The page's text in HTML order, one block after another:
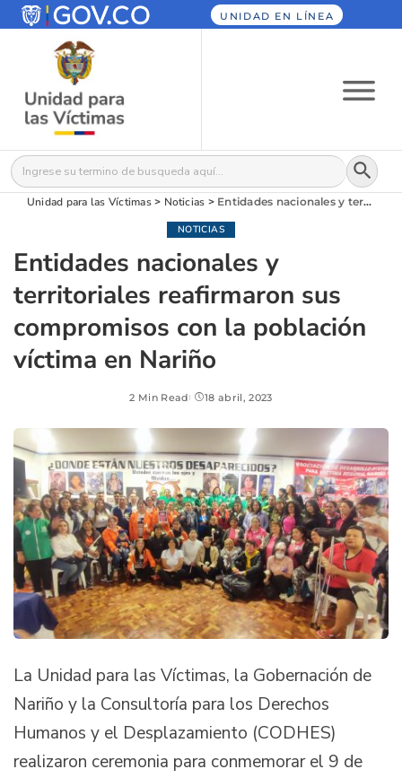
UNIDAD EN LÍNEA
Buscar: Botón
Unidad para las Víctimas> Noticias > Entidades nacionales y territoriales reafirmaron sus compromisos con la población víctima en Nariño
NOTICIAS
Entidades nacionales y
territoriales reafirmaron sus
compromisos con la población
víctima en Nariño
2 Min Read 18 abril, 2023
La Unidad para las Víctimas, la Gobernación de
Nariño y la Consultoría para los Derechos
Humanos y el Desplazamiento (CODHES)
realizaron ceremonia para conmemorar el 9 de